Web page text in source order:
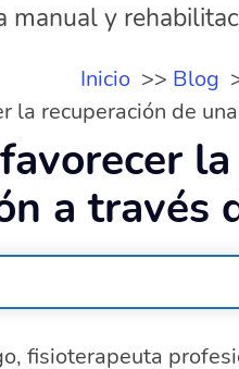
manual y
Inicio
Blog
la recuperación de
a través
para la
fisioterapeuta